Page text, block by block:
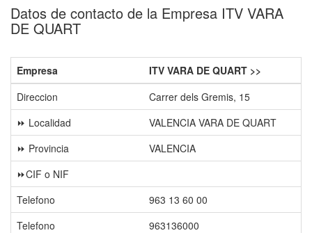
Datos de contacto de la Empresa ITV VARA
DE QUART
Empresa
ITV VARA DE QUART >>
Direccion
Carrer dels Gremis, 15
⏩ Localidad
VALENCIA VARA DE QUART
⏩ Provincia
VALENCIA
⏩CIF o NIF
Telefono
963 13 60 00
Telefono
963136000